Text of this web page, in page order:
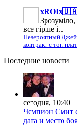
все гірше і...
Невероятный
контракт с топ-
Последние новости
сегодня, 10:40
Чемпион Смит
дата и место боя